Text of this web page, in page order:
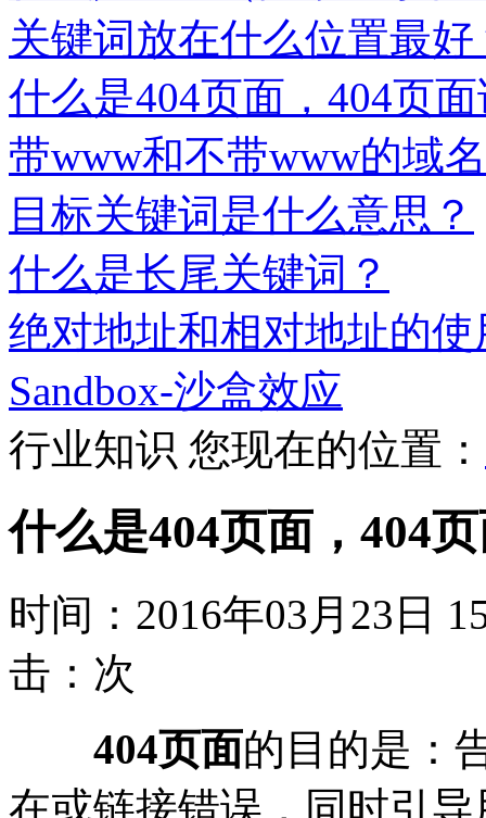
关键词放在什么位置最好
什么是404页面，404页
带www和不带www的域
目标关键词是什么意思？
什么是长尾关键词？
绝对地址和相对地址的使
Sandbox-沙盒效应
行业知识 您现在的位置：
什么是404页面，404
时间：2016年03月23
击： 次
404页面的目的是：
在或链接错误，同时引